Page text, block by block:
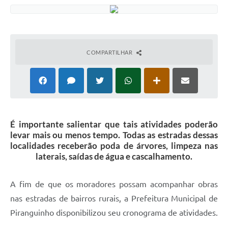
COMPARTILHAR
É importante salientar que tais atividades poderão
levar mais ou menos tempo. Todas as estradas dessas
localidades receberão poda de árvores, limpeza nas
laterais, saídas de água e cascalhamento.
A fim de que os moradores possam acompanhar obras
nas estradas de bairros rurais, a Prefeitura Municipal de
Piranguinho disponibilizou seu cronograma de atividades.